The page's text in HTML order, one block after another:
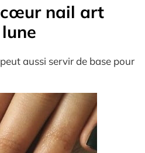
cœur nail art
aussi servir de base pour